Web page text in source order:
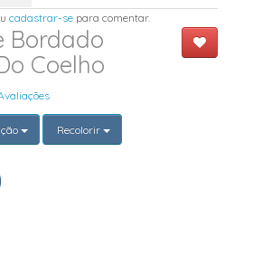
cadastrar-se para comentar.
Bordado
Coelho
Recolorir